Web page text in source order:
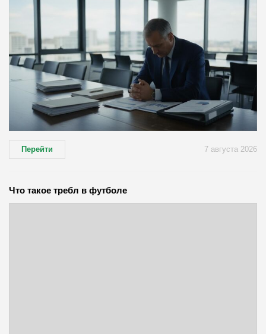
Перейти 7 августа 2026
Что такое требл в футболе